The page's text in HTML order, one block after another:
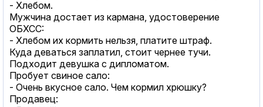
- Хлебом.
Мужчина достает из кармана, удостоверение
ОБХСС:
- Хлебом их кормить нельзя, платите штраф.
Куда деваться заплатил, стоит чернее тучи.
Подходит девушка с дипломатом.
Пробует свиное сало:
- Очень вкусное сало. Чем кормил хрюшку?
Продавец: